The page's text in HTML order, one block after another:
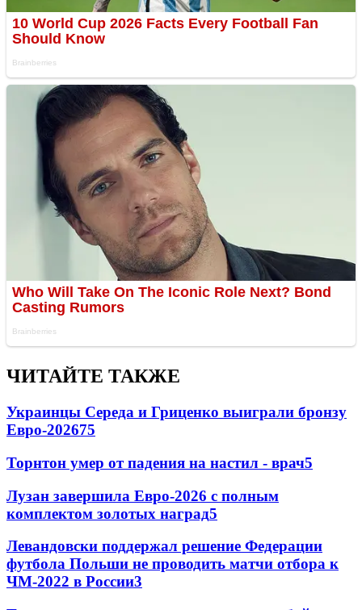
ЧИТАЙТЕ ТАКЖЕ
Украинцы Середа и Гриценко выиграли бронзу
Евро-202675
Торнтон умер от падения на настил - врач5
Лузан завершила Евро-2026 с полным
комплектом золотых наград5
Левандовски поддержал решение Федерации
футбола Польши не проводить матчи отбора к
ЧМ-2022 в России3